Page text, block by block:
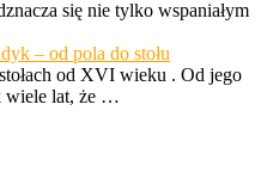
się nie tylko wspaniałym
– od pola do stołu
od XVI wieku . Od jego
wiele lat, że …